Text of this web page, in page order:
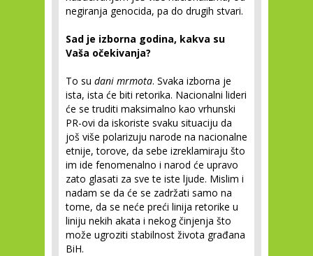
negiranja genocida, pa do drugih stvari.
Sad je izborna godina, kakva su
Vaša očekivanja?
To su dani mrmota. Svaka izborna je
ista, ista će biti retorika. Nacionalni lideri
će se truditi maksimalno kao vrhunski
PR-ovi da iskoriste svaku situaciju da
još više polarizuju narode na nacionalne
etnije, torove, da sebe izreklamiraju što
im ide fenomenalno i narod će upravo
zato glasati za sve te iste ljude. Mislim i
nadam se da će se zadržati samo na
tome, da se neće preći linija retorike u
liniju nekih akata i nekog činjenja što
može ugroziti stabilnost života građana
BiH.